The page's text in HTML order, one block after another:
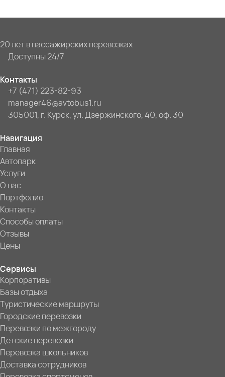
20 лет в пассажирских перевозках
Доступны 24/7
Контакты
+7 (471) 223-82-93
manager46@avtobus1.ru
305001, г. Курск, ул. Дзержинского, 40, оф. 30
Навигация
Главная
Автопарк
Услуги
О нас
Портфолио
Контакты
Способы оплаты
Отзывы
Цены
Сервисы
Корпоративы
Базы отдыха
Туристические маршруты
Городские перевозки
Перевозки по межгороду
Детские перевозки
Перевозка школьников
Доставка сотрудников